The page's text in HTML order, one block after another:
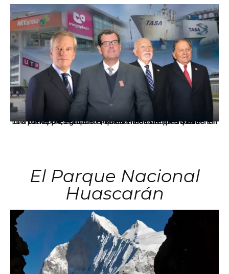
Los principales grupos empresariales del país mantienen una fuerte presencia en Áncash mediante inversiones en comercio, educación, salud e industria pesquera.
El Parque Nacional
Huascarán